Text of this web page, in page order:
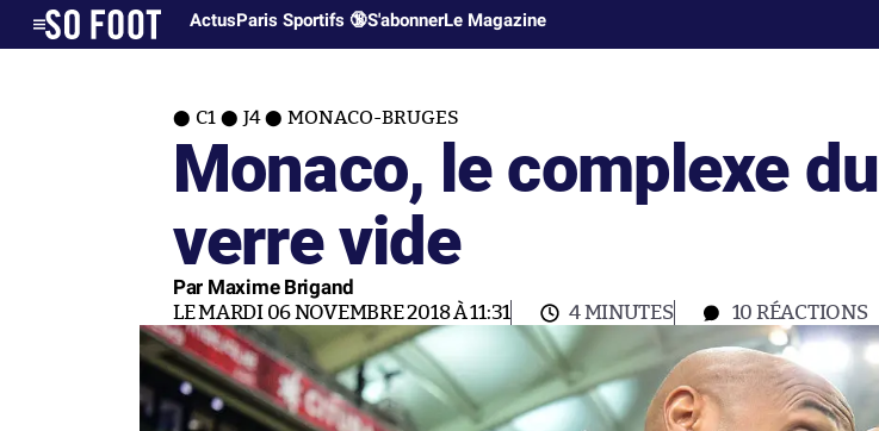
ActusParis Sportifs 🔞S'abonnerLe Magazine
C1 J4 MONACO-BRUGES
Monaco, le complexe du
verre vide
Par Maxime Brigand
LE MARDI 06 NOVEMBRE 2018 À 11:31 4 MINUTES 10 RÉACTIONS